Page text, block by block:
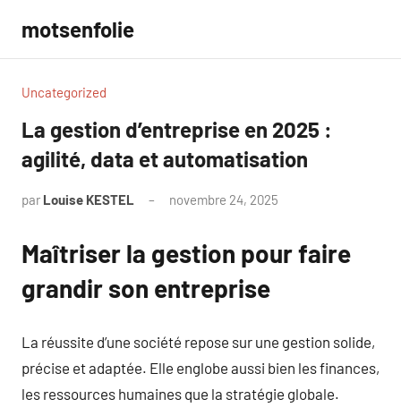
contenu
motsenfolie
Uncategorized
La gestion d’entreprise en 2025 :
agilité, data et automatisation
par Louise KESTEL novembre 24, 2025
Maîtriser la gestion pour faire
grandir son entreprise
La réussite d’une société repose sur une gestion solide,
précise et adaptée. Elle englobe aussi bien les finances,
les ressources humaines que la stratégie globale.